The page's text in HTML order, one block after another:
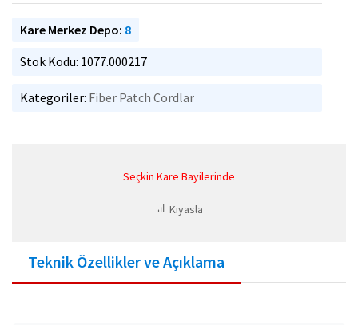
Kare Merkez Depo: 8
Stok Kodu: 1077.000217
Kategoriler: Fiber Patch Cordlar
Seçkin Kare Bayilerinde
Kıyasla
Teknik Özellikler ve Açıklama